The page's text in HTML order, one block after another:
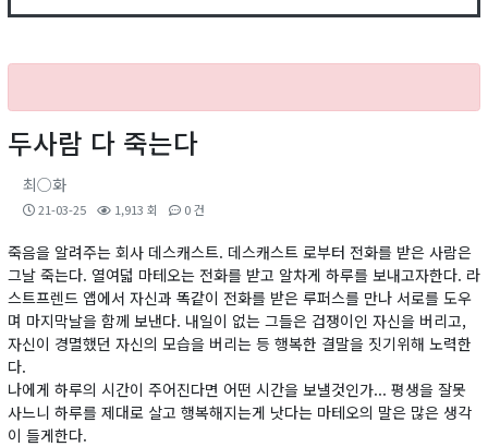
두사람 다 죽는다
최○화
21-03-25 1,913 회 0 건
죽음을 알려주는 회사 데스캐스트. 데스캐스트 로부터 전화를 받은 사람은
그날 죽는다. 열여덟 마테오는 전화를 받고 알차게 하루를 보내고자한다. 라
스트프렌드 앱에서 자신과 똑같이 전화를 받은 루퍼스를 만나 서로를 도우
며 마지막날을 함께 보낸다. 내일이 없는 그들은 겁쟁이인 자신을 버리고,
자신이 경멸했던 자신의 모습을 버리는 등 행복한 결말을 짓기위해 노력한
다.
나에게 하루의 시간이 주어진다면 어떤 시간을 보낼것인가... 평생을 잘못
사느니 하루를 제대로 살고 행복해지는게 낫다는 마테오의 말은 많은 생각
이 들게한다.